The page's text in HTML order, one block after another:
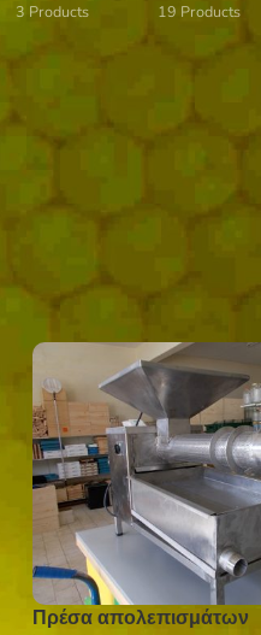
3 Products 19 Products
Αρχική σελίδα Χωρίς
Πρέσα απολεπισμάτων